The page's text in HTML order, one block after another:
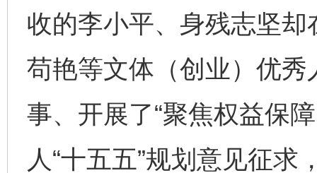
收的李小平、身残志坚
苟艳等文体（创业）优
事、开展了“聚焦权益保
人“十五五”规划意见征